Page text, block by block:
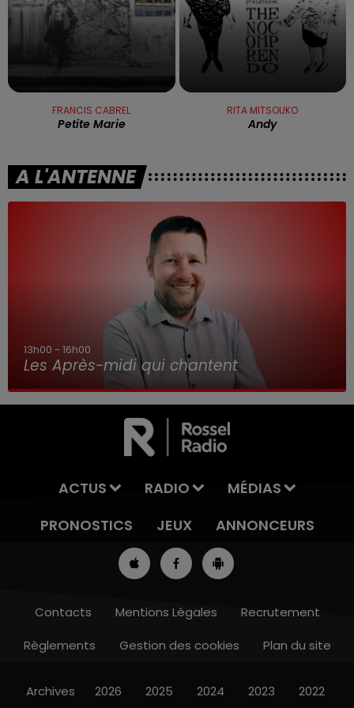
12h00 - 13h00
FRANCIS CABREL
Petite Marie
RITA MITSOUKO
Andy
A L'ANTENNE
13h00 - 16h00
Les Après-midi qui chantent
ACTUS RADIO
MÉDIAS
PRONOSTICS
JEUX ANNONCEURS
Contacts Mentions Légales
Recrutement
Règlements
Gestion des cookies Plan du site
Archives 2026 2025 2024 2023 2022